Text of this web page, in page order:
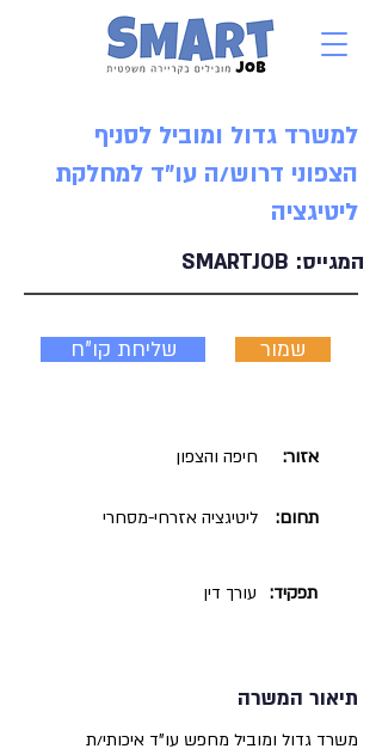
למשרד גדול ומוביל לסניף
הצפוני דרוש/ה עו"ד למחלקת
ליטיגציה
SMARTJOB המגייס:
שליחת קו"ח שמור
חיפה והצפון אזור:
ליטיגציה אזרחי-מסחרי תחום:
עורך דין תפקיד:
תיאור המשרה
משרד גדול ומוביל מחפש עו"ד איכותי/ת